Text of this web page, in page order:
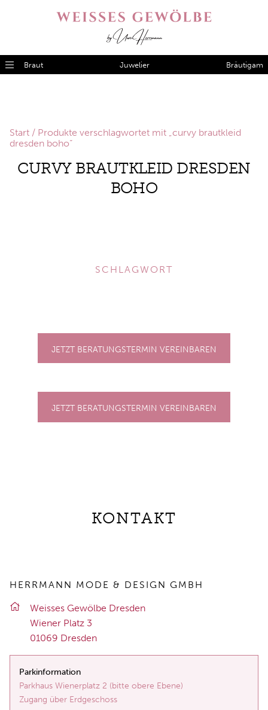
Braut Juwelier Bräutigam
Start / Produkte verschlagwortet mit „curvy brautkleid
dresden boho“
CURVY BRAUTKLEID DRESDEN
BOHO
SCHLAGWORT
JETZT BERATUNGSTERMIN VEREINBAREN
JETZT BERATUNGSTERMIN VEREINBAREN
KONTAKT
HERRMANN MODE & DESIGN GMBH
Weis­ses Ge­wöl­be Dres­den
Wie­ner Platz 3
01069 Dres­den
Parkinformation
Parkhaus Wienerplatz 2 (bitte obere Ebene)
Zugang über Erdgeschoss